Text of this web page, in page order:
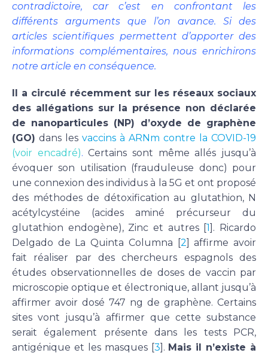
contradictoire, car c’est en confrontant les
différents arguments que l’on avance. Si des
articles scientifiques permettent d’apporter des
informations complémentaires, nous enrichirons
notre article en conséquence.
Il a circulé récemment sur les réseaux sociaux
des allégations sur la présence non déclarée
de nanoparticules (NP) d’oxyde de graphène
(GO) dans les vaccins à ARNm contre la COVID-19
(voir encadré). Certains sont même allés jusqu’à
évoquer son utilisation (frauduleuse donc) pour
une connexion des individus à la 5G et ont proposé
des méthodes de détoxification au glutathion, N
acétylcystéine (acides aminé précurseur du
glutathion endogène), Zinc et autres [1 ]. Ricardo
Delgado de La Quinta Columna [ 2 ] affirme avoir
fait réaliser par des chercheurs espagnols des
études observationnelles de doses de vaccin par
microscopie optique et électronique, allant jusqu’à
affirmer avoir dosé 747 ng de graphène. Certains
sites vont jusqu’à affirmer que cette substance
serait également présente dans les tests PCR,
antigénique et les masques [ 3 ]. Mais il n’existe à